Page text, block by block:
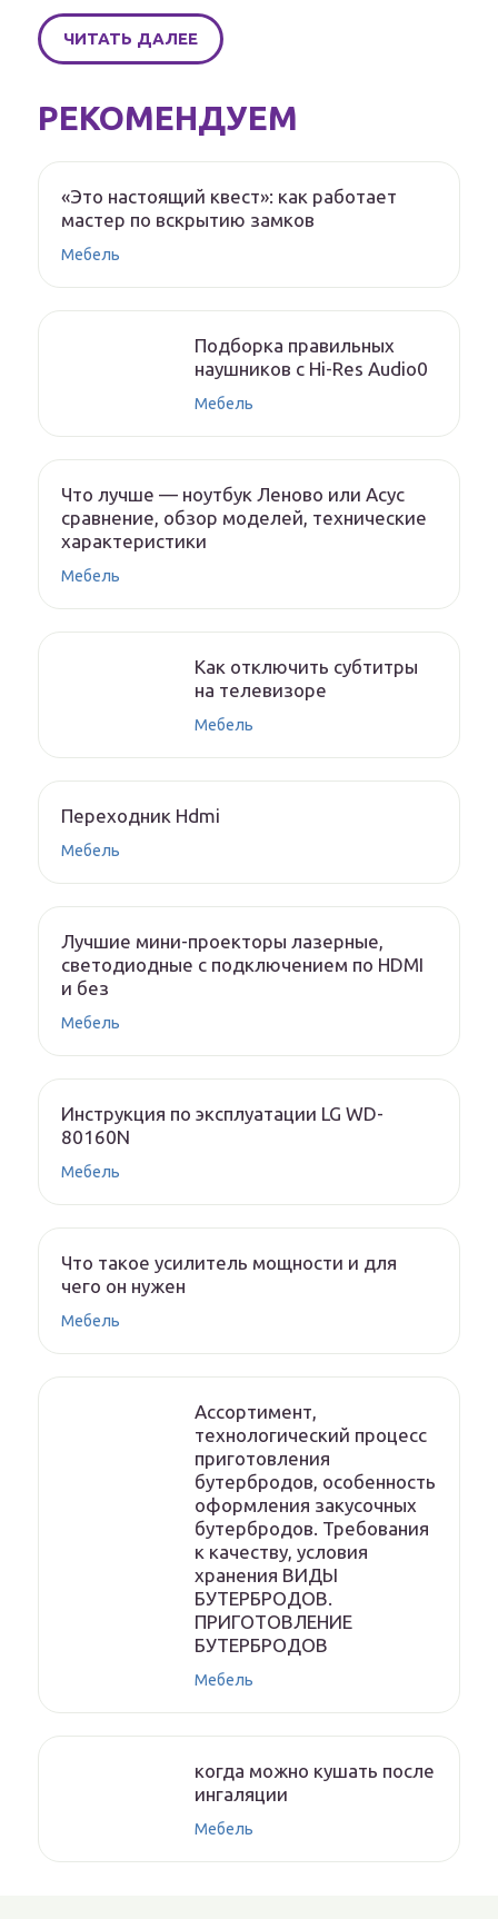
ЧИТАТЬ ДАЛЕЕ
РЕКОМЕНДУЕМ
«Это настоящий квест»: как работает
мастер по вскрытию замков
Мебель
Подборка правильных
наушников с Hi-Res Audio0
Мебель
Что лучше — ноутбук Леново или Асус
сравнение, обзор моделей, технические
характеристики
Мебель
Как отключить субтитры
на телевизоре
Мебель
Переходник Hdmi
Мебель
Лучшие мини-проекторы лазерные,
светодиодные с подключением по HDMI
и без
Мебель
Инструкция по эксплуатации LG WD-
80160N
Мебель
Что такое усилитель мощности и для
чего он нужен
Мебель
Ассортимент,
технологический процесс
приготовления
бутербродов, особенность
оформления закусочных
бутербродов. Требования
к качеству, условия
хранения ВИДЫ
БУТЕРБРОДОВ.
ПРИГОТОВЛЕНИЕ
БУТЕРБРОДОВ
Мебель
когда можно кушать после
ингаляции
Мебель